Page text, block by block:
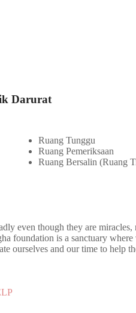
Darurat
Ruang Tunggu
Ruang Pemeriksaan
Ruang Bersalin (Ruang
even though they are
foundation is a sanctuary
ourselves and our time to help